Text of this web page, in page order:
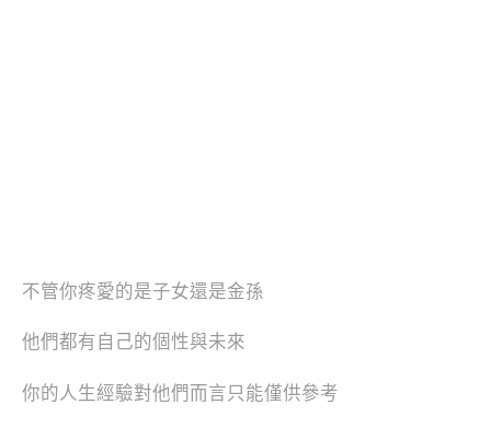
不管你疼愛的是子女還是金孫
他們都有自己的個性與未來
你的人生經驗對他們而言只能僅供參考